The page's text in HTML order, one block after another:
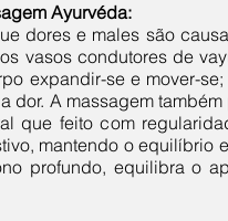
Ayurvéda:
dores e males são
vasos condutores de
expandir-se e mover-
dor. A massagem
que feito com
mantendo o equilíbrio
profundo, equilibra o